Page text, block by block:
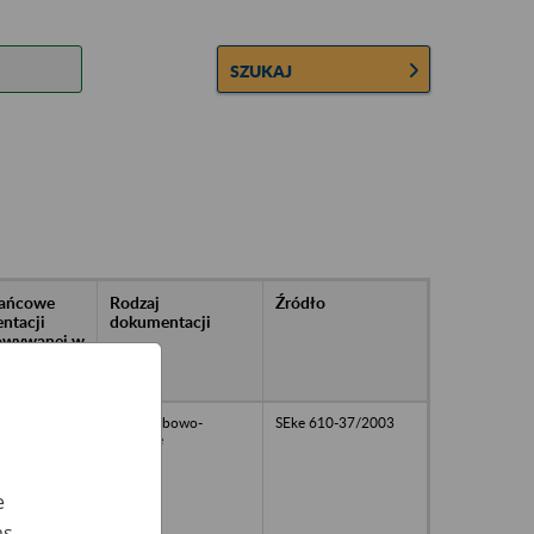
SZUKAJ
w
Rodzaj
dokumentacji
Źródło
akta osobowo-
płacowe
SEke 610-37/2003